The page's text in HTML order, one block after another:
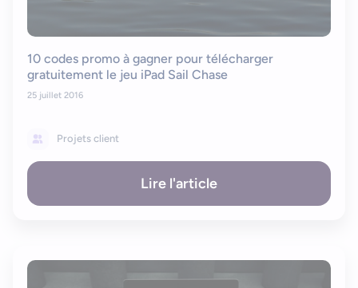
10 codes promo à gagner pour télécharger
gratuitement le jeu iPad Sail Chase
25 juillet 2016
Projets client
Lire l'article